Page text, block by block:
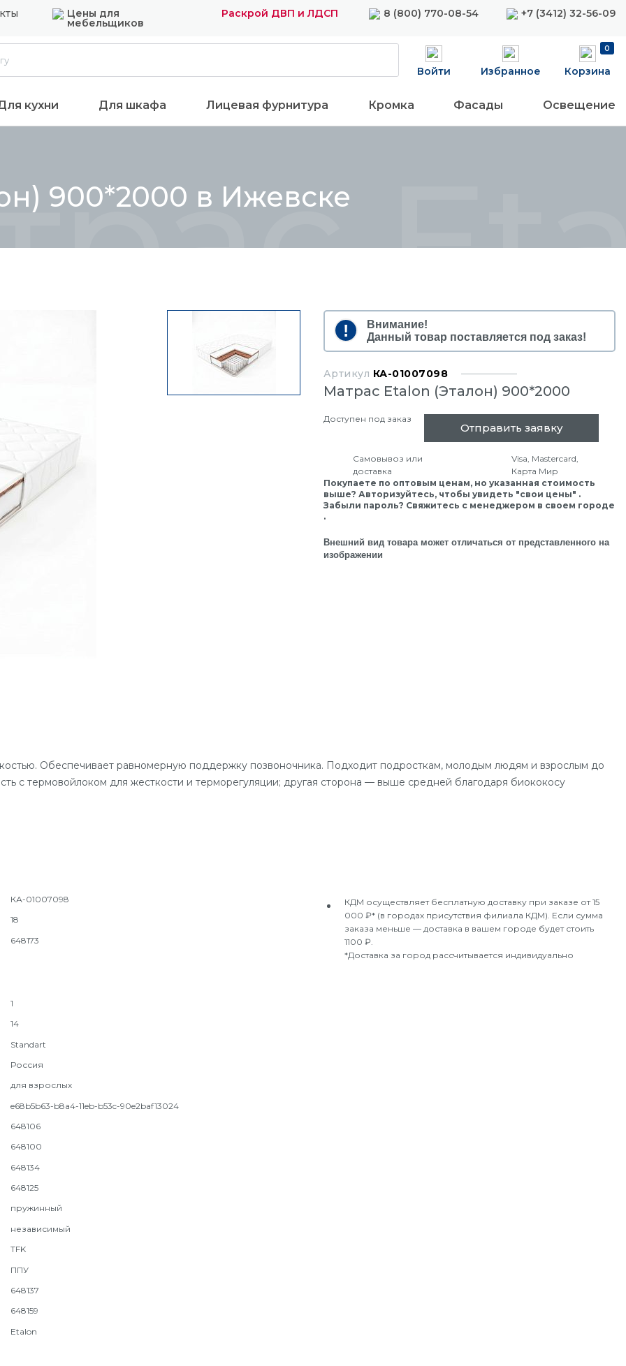
Цены для
мебельщиков
Раскрой ДВП и ЛДСП 8 (800) 770-08-54 +7 (3412) 32-56-09
Войти Избранное
0
Корзина
кухни Для шкафа Лицевая фурнитура Кромка Фасады Освещение
900*2000 в Ижевске
Внимание!
Данный товар поставляется под заказ!
Артикул КА-01007098
Матрас Etalon (Эталон) 900*2000
Доступен под заказ
Отправить заявку
Самовывоз или
доставка
Visa, Mastercard,
Карта Мир
Покупаете по оптовым ценам, но указанная стоимость
выше? Авторизуйтесь, чтобы увидеть "свои цены" .
Забыли пароль? Свяжитесь с менеджером в своем городе
.
Внешний вид товара может отличаться от представленного на
изображении
Обеспечивает равномерную поддержку позвоночника. Подходит подросткам, молодым людям и взрослым до
с термовойлоком для жесткости и терморегуляции; другая сторона — выше средней благодаря биококосу
КА-01007098
18
648173
1
14
Standart
Россия
для взрослых
e68b5b63-b8a4-11eb-b53c-90e2baf13024
648106
648100
648134
648125
пружинный
независимый
TFK
ППУ
648137
648159
Etalon
КДМ осуществляет бесплатную доставку при заказе от 15
000 ₽* (в городах присутствия филиала КДМ). Если сумма
заказа меньше — доставка в вашем городе будет стоить
1100 ₽.
*Доставка за город рассчитывается индивидуально